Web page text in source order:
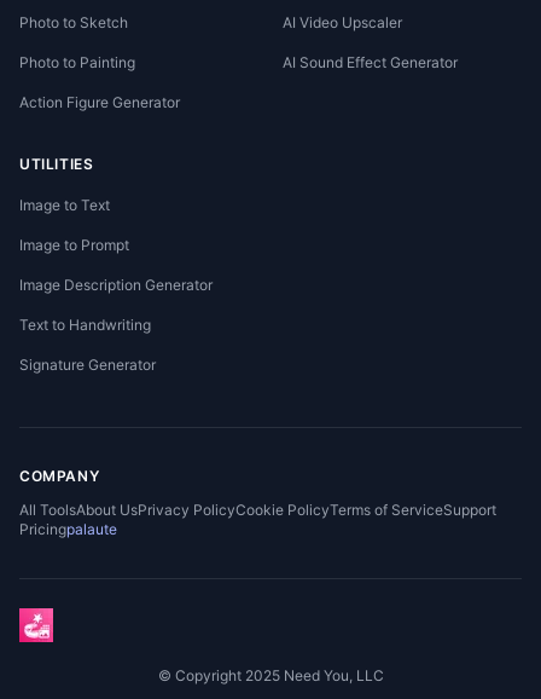
Photo to Sketch
Photo to Painting
Action Figure Generator
AI Video Upscaler
AI Sound Effect Generator
UTILITIES
Image to Text
Image to Prompt
Image Description Generator
Text to Handwriting
Signature Generator
COMPANY
All ToolsAbout UsPrivacy PolicyCookie PolicyTerms of ServiceSupport
Pricingpalaute
© Copyright 2025 Need You, LLC